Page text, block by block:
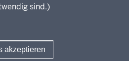
sind.)
akzeptieren